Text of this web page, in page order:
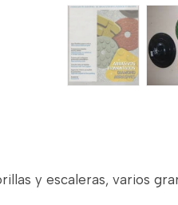
y escaleras, varios